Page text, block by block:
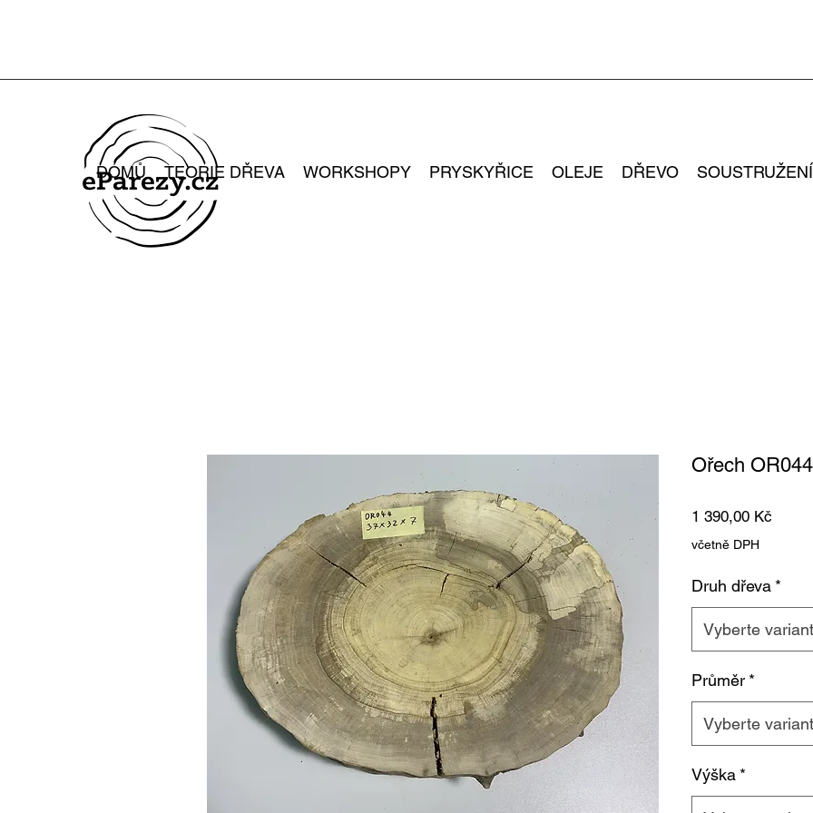
DOMŮ TEORIE DŘEVA WORKSHOPY PRYSKYŘICE OLEJE DŘEVO SOUSTRUŽENÍ
Ořech
1 390,00 Kč
včetně DPH
Druh dřeva *
Vyberte
Průměr *
Vyberte
Výška *